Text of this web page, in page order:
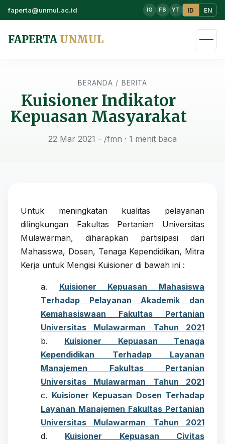
faperta@unmul.ac.id IG FB YT ID EN
FAPERTA UNMUL
BERANDA / BERITA
Kuisioner Indikator
Kepuasan Masyarakat
22 Mar 2021 - /fmn · 1 menit baca
Untuk meningkatan kualitas pelayanan
dilingkungan Fakultas Pertanian Universitas
Mulawarman, diharapkan partisipasi dari
Mahasiswa, Dosen, Tenaga Kependidikan, Mitra
Kerja untuk Mengisi Kuisioner di bawah ini :
a. Kuisioner Kepuasan Mahasiswa
Terhadap Pelayanan Akademik dan
Kemahasiswaan Fakultas Pertanian
Universitas Mulawarman Tahun 2021
b. Kuisioner Kepuasan Tenaga
Kependidikan Terhadap Layanan
Manajemen Fakultas Pertanian
Universitas Mulawarman Tahun 2021
c. Kuisioner Kepuasan Dosen Terhadap
Layanan Manajemen Fakultas Pertanian
Universitas Mulawarman Tahun 2021
d. Kuisioner Kepuasan Civitas